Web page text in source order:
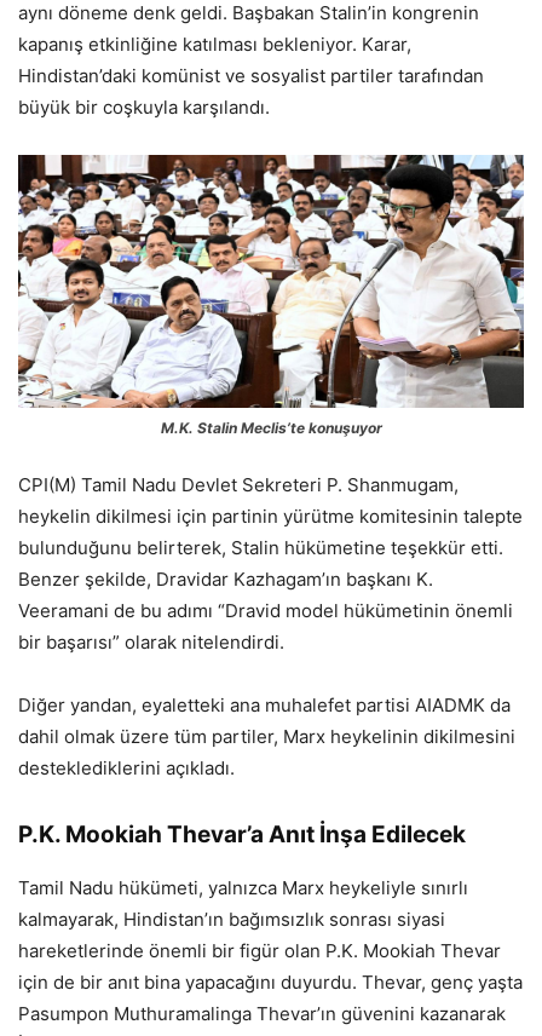
aynı döneme denk geldi. Başbakan Stalin’in kongrenin
kapanış etkinliğine katılması bekleniyor. Karar,
Hindistan’daki komünist ve sosyalist partiler tarafından
büyük bir coşkuyla karşılandı.
M.K. Stalin Meclis’te konuşuyor
CPI(M) Tamil Nadu Devlet Sekreteri P. Shanmugam,
heykelin dikilmesi için partinin yürütme komitesinin talepte
bulunduğunu belirterek, Stalin hükümetine teşekkür etti.
Benzer şekilde, Dravidar Kazhagam’ın başkanı K.
Veeramani de bu adımı “Dravid model hükümetinin önemli
bir başarısı” olarak nitelendirdi.
Diğer yandan, eyaletteki ana muhalefet partisi AIADMK da
dahil olmak üzere tüm partiler, Marx heykelinin dikilmesini
desteklediklerini açıkladı.
P.K. Mookiah Thevar’a Anıt İnşa Edilecek
Tamil Nadu hükümeti, yalnızca Marx heykeliyle sınırlı
kalmayarak, Hindistan’ın bağımsızlık sonrası siyasi
hareketlerinde önemli bir figür olan P.K. Mookiah Thevar
için de bir anıt bina yapacağını duyurdu. Thevar, genç yaşta
Pasumpon Muthuramalinga Thevar’ın güvenini kazanarak